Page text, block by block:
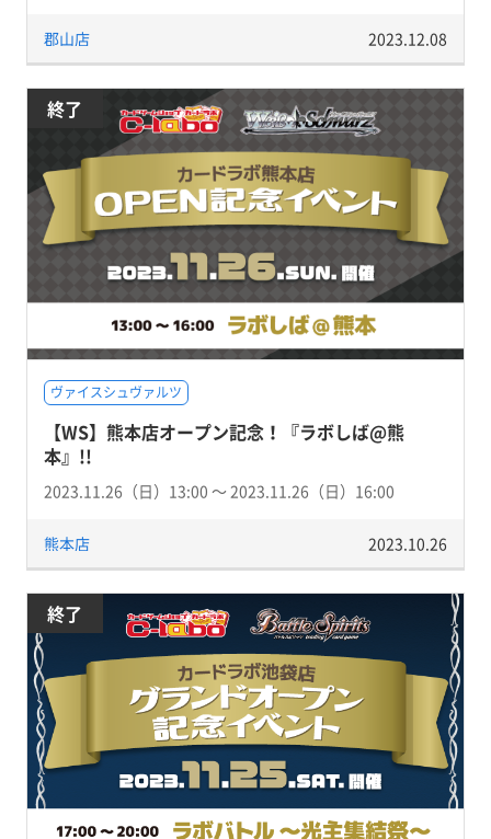
郡山店 2023.12.08
終了
ヴァイスシュヴァルツ
【WS】熊本店オープン記念！『ラボしば@熊
本』!!
2023.11.26（日）13:00 〜 2023.11.26（日）16:00
熊本店 2023.10.26
終了